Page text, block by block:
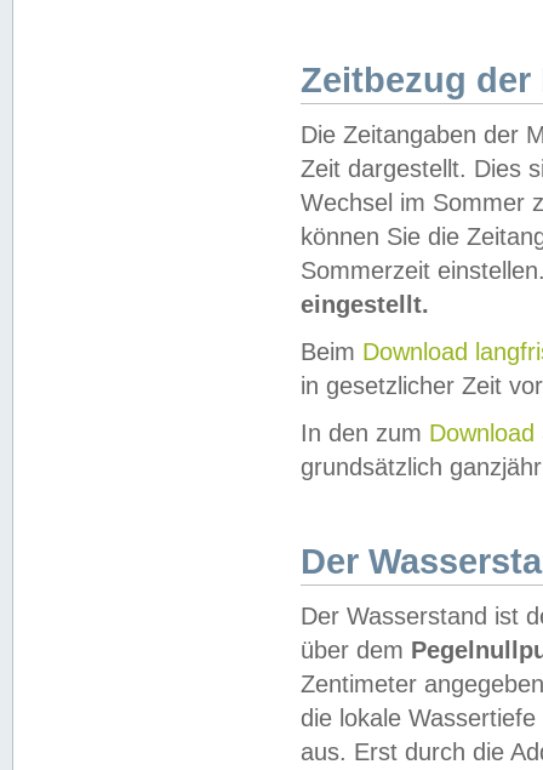
Zeitbezug der
Die Zeitangaben der
Zeit dargestellt. Dies
Wechsel im Sommer
können Sie die
Sommerzeit
eingestellt.
Beim Download
in gesetzlicher Zeit
In den zum Download
grundsätzlich
Der
Der Wasserstand ist
über dem
Zentimeter
die lokale
aus. Erst durch die